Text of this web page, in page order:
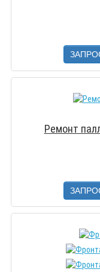
Ремонт